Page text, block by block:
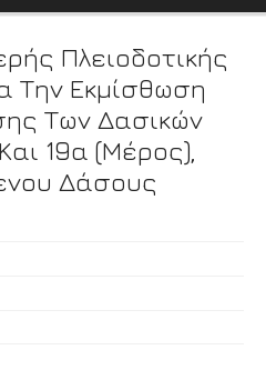
Πλειοδοτικής
Την Εκμίσθωση
Των Δασικών
19α (μέρος),
Δάσους